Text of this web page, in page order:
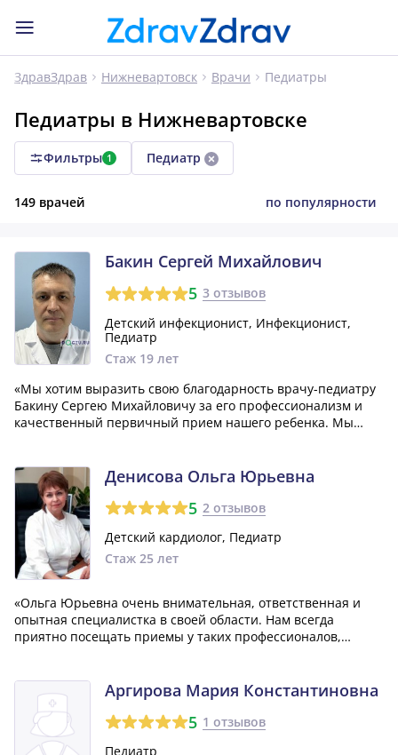
ЗдравЗдрав Нижневартовск Врачи Педиатры
Педиатры в Нижневартовске
Фильтры 1 Педиатр
149 врачей по популярности
Бакин Сергей Михайлович
5 3 отзывов
Детский инфекционист, Инфекционист,
Педиатр
Стаж 19 лет
«Мы хотим выразить свою благодарность врачу-педиатру
Бакину Сергею Михайловичу за его профессионализм и
качественный первичный прием нашего ребенка. Мы
другим.»
Денисова Ольга Юрьевна
5 2 отзывов
Детский кардиолог, Педиатр
Стаж 25 лет
«Ольга Юрьевна очень внимательная, ответственная и
опытная специалистка в своей области. Нам всегда
приятно посещать приемы у таких профессионалов,
Аргирова Мария Константиновна
5 1 отзывов
Педиатр